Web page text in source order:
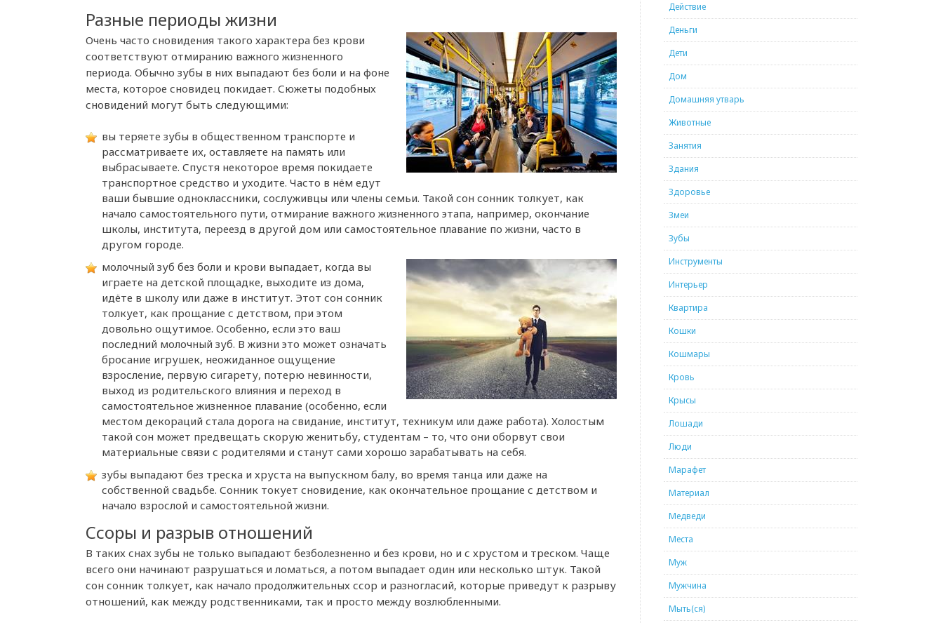
Разные периоды жизни
Очень часто сновидения такого характера без крови
соответствуют отмиранию важного жизненного
периода. Обычно зубы в них выпадают без боли и на фоне
места, которое сновидец покидает. Сюжеты подобных
сновидений могут быть следующими:
вы теряете зубы в общественном транспорте и
рассматриваете их, оставляете на память или
выбрасываете. Спустя некоторое время покидаете
транспортное средство и уходите. Часто в нём едут
ваши бывшие одноклассники, сослуживцы или члены семьи. Такой сон сонник толкует, как
начало самостоятельного пути, отмирание важного жизненного этапа, например, окончание
школы, института, переезд в другой дом или самостоятельное плавание по жизни, часто в
другом городе.
молочный зуб без боли и крови выпадает, когда вы
играете на детской площадке, выходите из дома,
идёте в школу или даже в институт. Этот сон сонник
толкует, как прощание с детством, при этом
довольно ощутимое. Особенно, если это ваш
последний молочный зуб. В жизни это может означать
бросание игрушек, неожиданное ощущение
взросление, первую сигарету, потерю невинности,
выход из родительского влияния и переход в
самостоятельное жизненное плавание (особенно, если
местом декораций стала дорога на свидание, институт, техникум или даже работа). Холостым
такой сон может предвещать скорую женитьбу, студентам – то, что они оборвут свои
материальные связи с родителями и станут сами хорошо зарабатывать на себя.
зубы выпадают без треска и хруста на выпускном балу, во время танца или даже на
собственной свадьбе. Сонник токует сновидение, как окончательное прощание с детством и
начало взрослой и самостоятельной жизни.
Ссоры и разрыв отношений
В таких снах зубы не только выпадают безболезненно и без крови, но и с хрустом и треском. Чаще
всего они начинают разрушаться и ломаться, а потом выпадает один или несколько штук. Такой
сон сонник толкует, как начало продолжительных ссор и разногласий, которые приведут к разрыву
отношений, как между родственниками, так и просто между возлюбленными.
Действие
Деньги
Дети
Дом
Домашняя утварь
Животные
Занятия
Здания
Здоровье
Змеи
Зубы
Инструменты
Интерьер
Квартира
Кошки
Кошмары
Кровь
Крысы
Лошади
Люди
Марафет
Материал
Медведи
Места
Муж
Мужчина
Мыть(ся)